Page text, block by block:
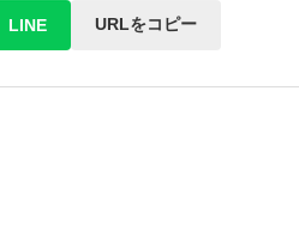
LINE URLをコピー